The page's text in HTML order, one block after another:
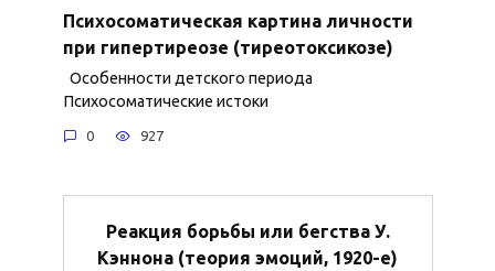
Психосоматическая картина личности
при гипертиреозе (тиреотоксикозе)
Особенности детского периода
Психосоматические истоки
0 927
Реакция борьбы или бегства У.
Кэннона (теория эмоций, 1920-е)